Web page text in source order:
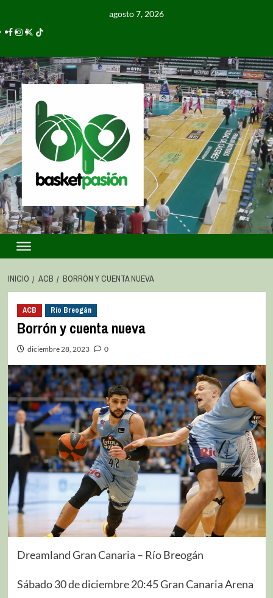
agosto 7, 2026
INICIO ACB BORRÓN Y CUENTA NUEVA
ACB Río Breogán
Borrón y cuenta nueva
diciembre 28, 2023 0
Dreamland Gran Canaria – Río Breogán
Sábado 30 de diciembre 20:45 Gran Canaria Arena